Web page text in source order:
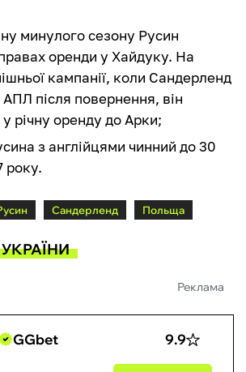
минулого сезону Русин
правах оренди у Хайдуку. На
кампанії, коли Сандерленд
АПЛ після повернення, він
річну оренду до Арки;
з англійцями чинний до 30
року.
Сандерленд Польща
Реклама
GGbet 9.9